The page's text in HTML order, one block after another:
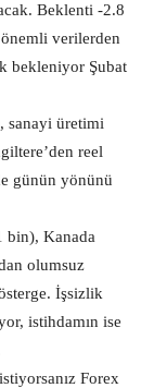
Beklenti -2.8
verilerden
bekleniyor Şubat
sanayi üretimi
reel
günün yönünü
bin), Kanada
olumsuz
İşsizlik
istihdamın ise
Forex